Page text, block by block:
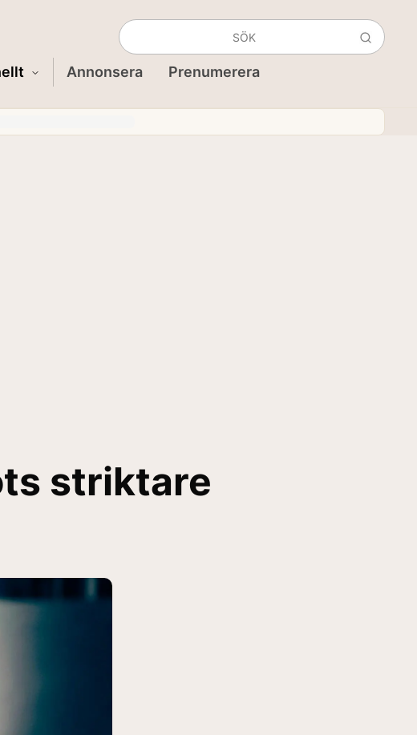
Annonsera Prenumerera
striktare